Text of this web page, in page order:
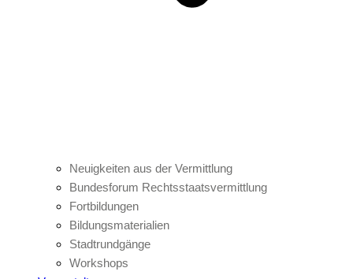
Neuigkeiten aus der Vermittlung
Bundesforum Rechtsstaatsvermittlung
Fortbildungen
Bildungsmaterialien
Stadtrundgänge
Workshops